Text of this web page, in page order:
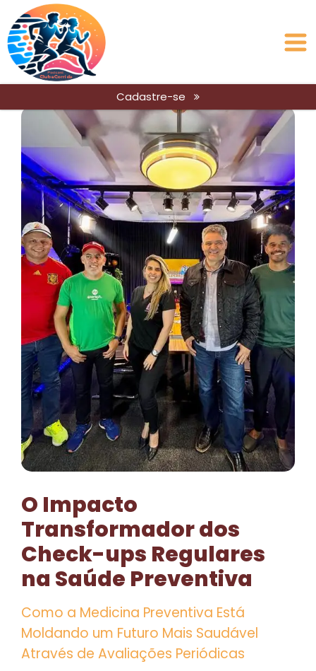
Cadastre-se
O Impacto
Transformador dos
Check-ups Regulares
na Saúde Preventiva
Como a Medicina Preventiva Está
Moldando um Futuro Mais Saudável
Através de Avaliações Periódicas